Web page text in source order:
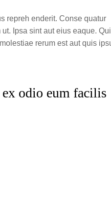
repreh enderit. Conse quatur
Ipsa sint aut eius eaque.
rerum est aut quis
odio eum facilis